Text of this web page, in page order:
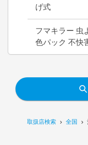
取扱店検索 全国
げ式
フマキラー 虫
色パック 不快